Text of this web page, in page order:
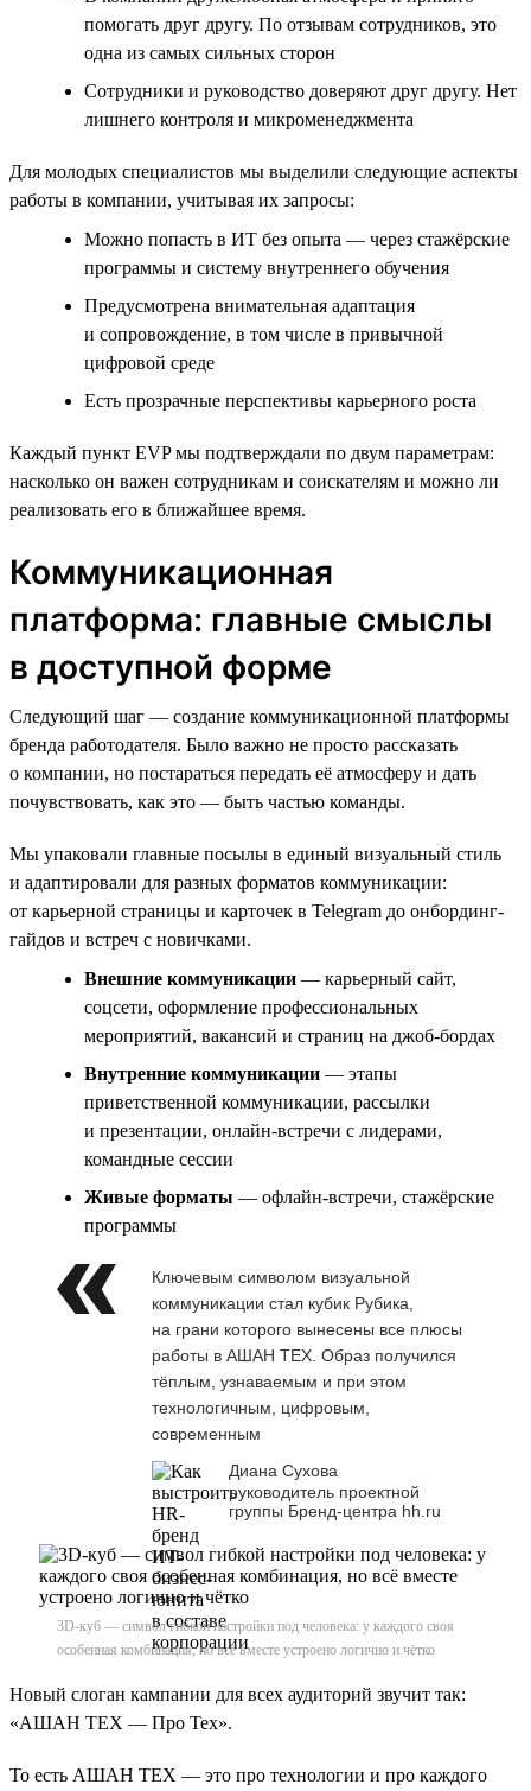
помогать друг другу. По отзывам сотрудников, это
одна из самых сильных сторон
Сотрудники и руководство доверяют друг другу. Нет
лишнего контроля и микроменеджмента
Для молодых специалистов мы выделили следующие аспекты
работы в компании, учитывая их запросы:
Можно попасть в ИТ без опыта — через стажёрские
программы и систему внутреннего обучения
Предусмотрена внимательная адаптация
и сопровождение, в том числе в привычной
цифровой среде
Есть прозрачные перспективы карьерного роста
Каждый пункт EVP мы подтверждали по двум параметрам:
насколько он важен сотрудникам и соискателям и можно ли
реализовать его в ближайшее время.
Коммуникационная
платформа: главные смыслы
в доступной форме
Следующий шаг — создание коммуникационной платформы
бренда работодателя. Было важно не просто рассказать
о компании, но постараться передать её атмосферу и дать
почувствовать, как это — быть частью команды.
Мы упаковали главные посылы в единый визуальный стиль
и адаптировали для разных форматов коммуникации:
от карьерной страницы и карточек в Telegram до онбординг-
гайдов и встреч с новичками.
Внешние коммуникации — карьерный сайт,
соцсети, оформление профессиональных
мероприятий, вакансий и страниц на джоб-бордах
Внутренние коммуникации — этапы
приветственной коммуникации, рассылки
и презентации, онлайн-встречи с лидерами,
командные сессии
Живые форматы — офлайн-встречи, стажёрские
программы
Ключевым символом визуальной
коммуникации стал кубик Рубика,
на грани которого вынесены все плюсы
работы в АШАН ТЕХ. Образ получился
тёплым, узнаваемым и при этом
технологичным, цифровым,
современным
Диана Сухова
руководитель проектной
группы Бренд-центра hh.ru
3D-куб — символ гибкой настройки под человека: у каждого своя
особенная комбинация, но всё вместе устроено логично и чётко
Новый слоган кампании для всех аудиторий звучит так:
«АШАН ТЕХ — Про Тех».
То есть АШАН ТЕХ — это про технологии и про каждого